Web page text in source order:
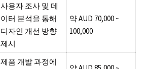
사용자 조사 및 데
이터 분석을 통해
디자인 개선 방향
제시
약 AUD 70,000 ~
100,000
제품 개발 과정에